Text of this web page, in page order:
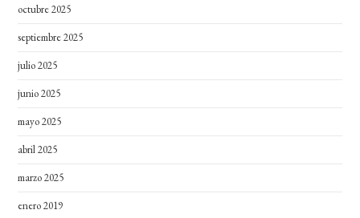
octubre 2025
septiembre 2025
julio 2025
junio 2025
mayo 2025
abril 2025
marzo 2025
enero 2019